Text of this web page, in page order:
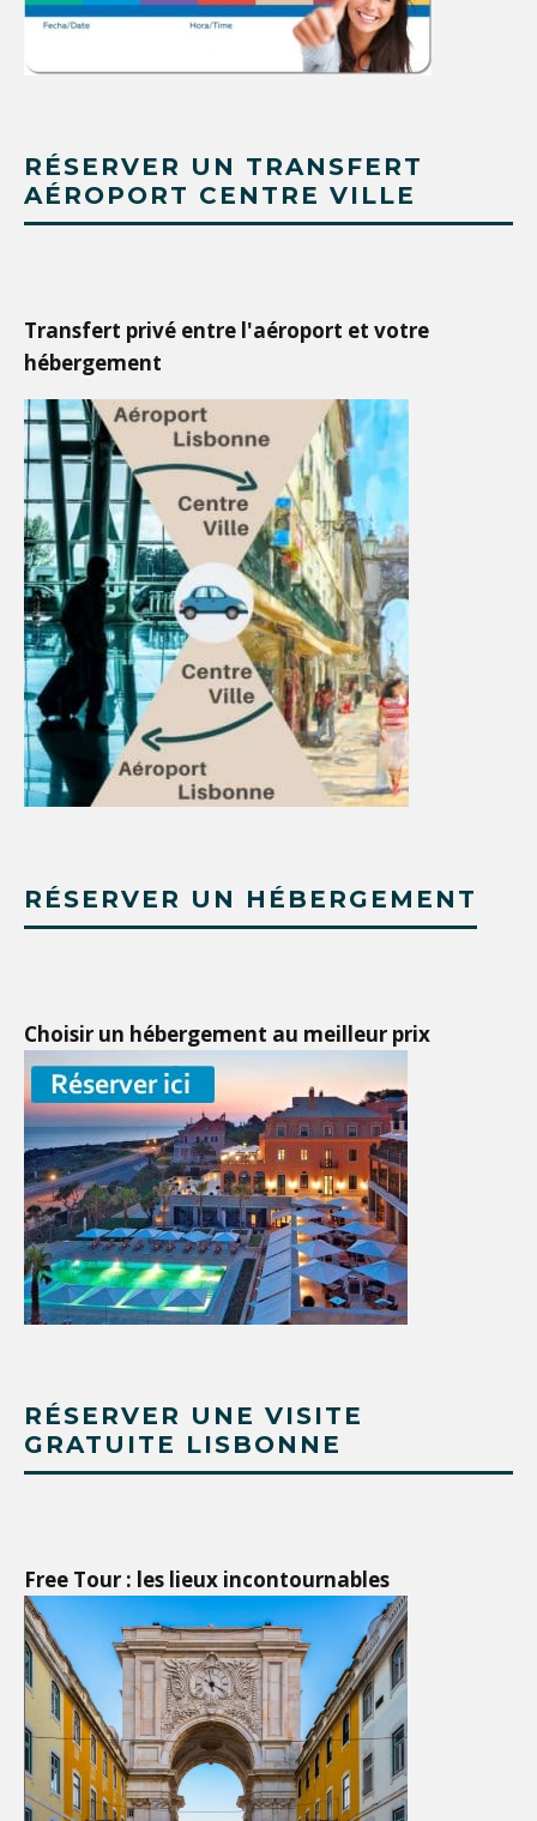
RÉSERVER UN TRANSFERT
AÉROPORT CENTRE VILLE
Transfert privé entre l'aéroport et votre
hébergement
RÉSERVER UN HÉBERGEMENT
Choisir un hébergement au meilleur prix
RÉSERVER UNE VISITE
GRATUITE LISBONNE
Free Tour : les lieux incontournables